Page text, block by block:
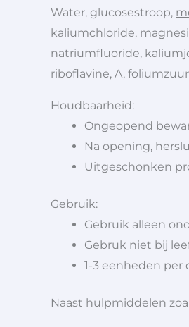
Water, glucosestroop,
kaliumchloride,
natriumfluoride,
riboflavine, A,
Houdbaarheid:
Ongeopend
Na opening,
Uitgeschonken
Gebruik:
Gebruik alleen
Gebruk niet bij
1-3 eenheden per
Naast hulpmiddelen